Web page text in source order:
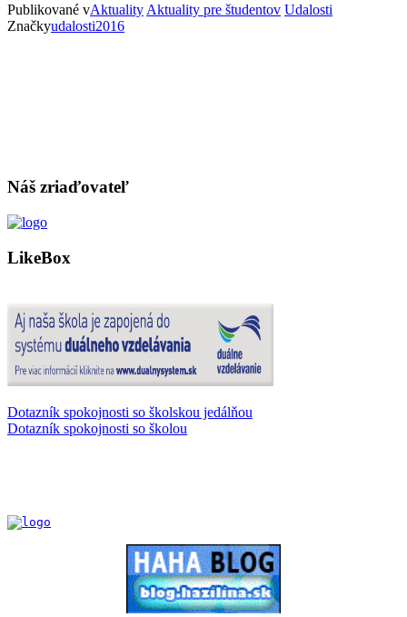
Publikované vAktuality Aktuality pre študentov Udalosti
Značkyudalosti2016
Náš zriaďovateľ
LikeBox
Dotazník spokojnosti so školskou jedálňou
Dotazník spokojnosti so školou